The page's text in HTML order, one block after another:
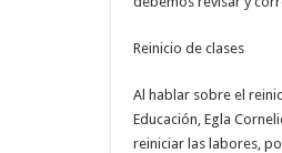
Reinicio de clases
Al hablar sobre el
Educación, Egla
reiniciar las labores,